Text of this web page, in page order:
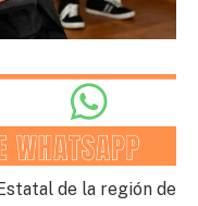
de la región de